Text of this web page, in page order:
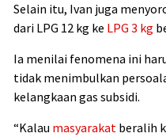
Selain itu, Ivan juga
dari LPG 12 kg ke LPG 3 kg
Ia menilai fenomena ini
tidak menimbulkan
kelangkaan gas subsidi.
“Kalau masyarakat beralih